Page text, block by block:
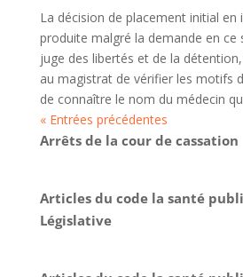
La décision de placement initial en
produite malgré la demande en ce
juge des libertés et de la
au magistrat de vérifier les motifs
de connaître le nom du médecin qui
« Entrées précédentes
Arrêts de la cour de cassation
Articles du code la santé
Législative